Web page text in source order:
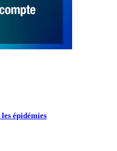
épidémies